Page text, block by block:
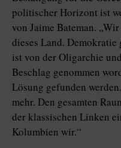
politischer Horizont ist
von Jaime Bateman.
dieses Land.
ist von der Oligarchie
Beschlag genommen
Lösung gefunden
mehr. Den gesamten
der klassischen Linken
Kolumbien wir.“